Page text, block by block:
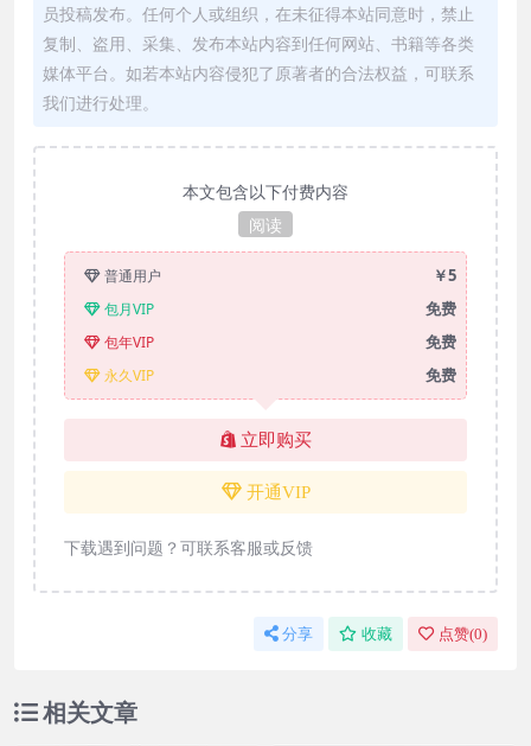
员投稿发布。任何个人或组织，在未征得本站同意时，禁止
复制、盗用、采集、发布本站内容到任何网站、书籍等各类
媒体平台。如若本站内容侵犯了原著者的合法权益，可联系
我们进行处理。
本文包含以下付费内容
阅读
普通用户 ￥5
包月VIP 免费
包年VIP 免费
永久VIP 免费
立即购买
开通VIP
下载遇到问题？可联系客服或反馈
分享 收藏 点赞(0)
相关文章